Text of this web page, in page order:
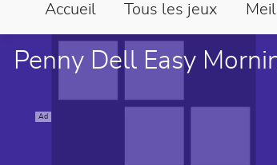
Accueil Tous les jeux
Penny Dell Easy
Ad